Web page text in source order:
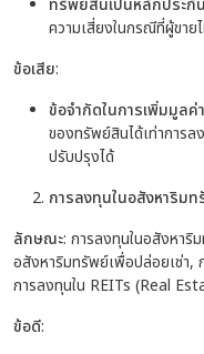
ทรัพย์สินเป็นหลักประกัน
ความเสี่ยงในกรณีที่ผู้ขาย
ข้อเสีย:
ข้อจำกัดในการเพิ่มมูลค่า
ของทรัพย์สินได้เท่าการ
ปรับปรุงได้
การลงทุนในอสังหาริม
ลักษณะ: การลงทุนในอสังหาริ
อสังหาริมทรัพย์เพื่อปล่อยเช่า
การลงทุนใน REITs (Real
ข้อดี: